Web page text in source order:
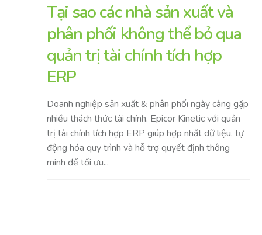
Tại sao các nhà sản xuất và
phân phối không thể bỏ qua
quản trị tài chính tích hợp
ERP
Doanh nghiệp sản xuất & phân phối ngày càng gặp
nhiều thách thức tài chính. Epicor Kinetic với quản
trị tài chính tích hợp ERP giúp hợp nhất dữ liệu, tự
động hóa quy trình và hỗ trợ quyết định thông
minh để tối ưu...